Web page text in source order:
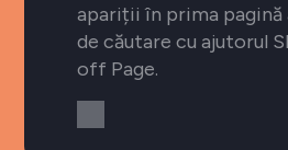
apariții în prima
de căutare cu ajutorul
off Page.